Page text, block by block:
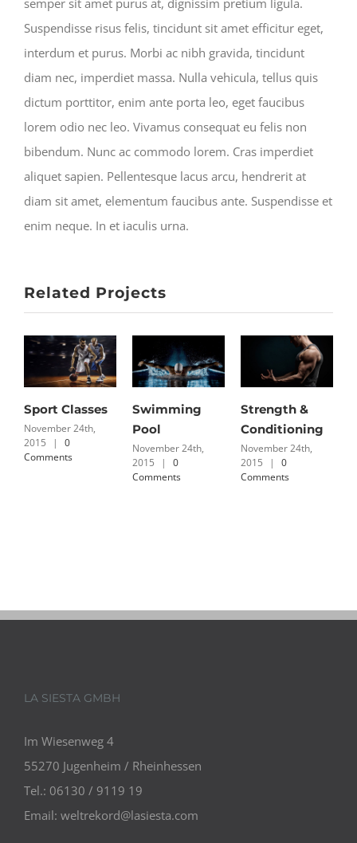
Suspendisse risus felis, tincidunt sit amet efficitur eget,
interdum et purus. Morbi ac nibh gravida, tincidunt
diam nec, imperdiet massa. Nulla vehicula, tellus quis
dictum porttitor, enim ante porta leo, eget faucibus
lorem odio nec leo. Vivamus consequat eu felis non
bibendum. Nunc ac commodo lorem. Cras imperdiet
aliquet sapien. Pellentesque lacus arcu, hendrerit at
diam sit amet, elementum faucibus ante. Suspendisse et
enim neque. In et iaculis urna.
Related Projects
Sport Classes
November 24th,
2015
|
0
Comments
Swimming
Pool
November 24th,
2015
|
0
Comments
Strength &
Conditioning
November 24th,
2015
|
0
Comments
LA SIESTA GMBH
Im Wiesenweg 4
55270 Jugenheim / Rheinhessen
Tel.: 06130 / 9119 19
Email: weltrekord@lasiesta.com